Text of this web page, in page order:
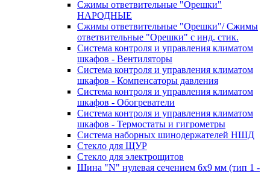
Сжимы ответвительные "Орешки"
НАРОДНЫЕ
Сжимы ответвительные "Орешки"/ Сжимы
ответвительные "Орешки" с инд. стик.
Система контроля и управления климатом
шкафов - Вентиляторы
Система контроля и управления климатом
шкафов - Компенсаторы давления
Система контроля и управления климатом
шкафов - Обогреватели
Система контроля и управления климатом
шкафов - Термостаты и гигрометры
Система наборных шинодержателей НШД
Стекло для ЩУР
Стекло для электрощитов
Шина "N" нулевая сечением 6х9 мм (тип 1 -